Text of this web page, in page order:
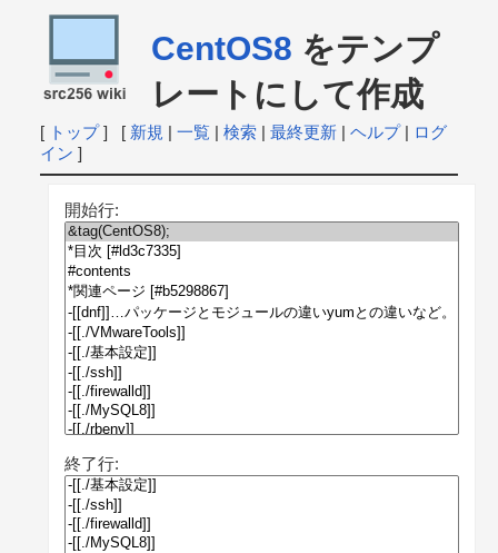
CentOS8 をテンプ
レートにして作成
[ トップ] [ 新規 | 一覧| 検索| 最終更新| ヘルプ| ログ
イン ]
開始行:
終了行: